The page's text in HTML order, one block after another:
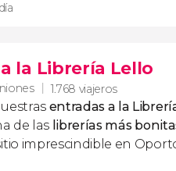
la Librería Lello
1.768 viajeros
entradas a la
de las librerías más
imprescindible en